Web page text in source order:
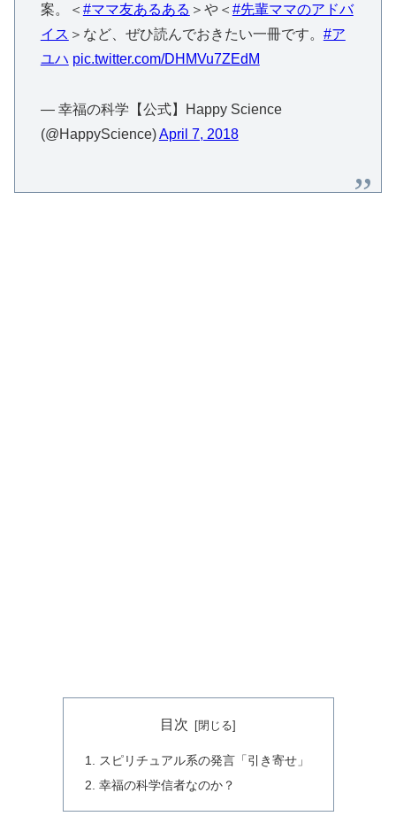
案。＜ #ママ友あるある ＞や＜ #先輩ママのアドバ
イス ＞など、ぜひ読んでおきたい一冊です。 #ア
ユハ pic.twitter.com/DHMVu7ZEdM
— 幸福の科学【公式】Happy Science
(@HappyScience)April 7, 2018
目次
スピリチュアル系の発言「引き寄せ」
幸福の科学信者なのか？